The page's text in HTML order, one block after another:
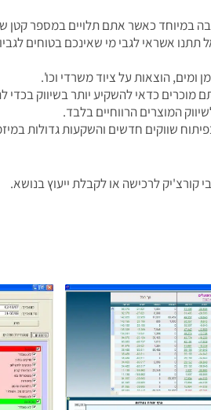
במיוחד כאשר אתם תלויים במספר קטן
אשראי לגבי מי שאינכם בטוחים
הוצאות על ציוד משרדי וכו'.
כדאי להשקיע יותר בשיווק
המוצרים הרווחיים בלבד.
שווקים חדשים והשקעות גדולות
קורצ'יק לרכישה או לקבלת ייעוץ בנושא.